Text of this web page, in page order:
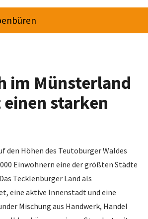
im Münsterland
starken
den Höhen des Teutoburger Waldes
Einwohnern eine der größten Städte
Tecklenburger Land als
eine aktive Innenstadt und eine
Mischung aus Handwerk, Handel